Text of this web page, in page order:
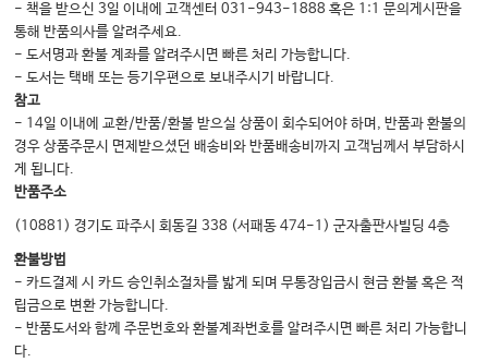
개요 320 / 침치료 320 / 한약 치료 321
림프부종 322
개요 322 / 원인 322 / 평가 322 / 처치 323 / 통합의학적 접근 324 / 한의학
적 치료 324
저산소증 325
개요 325 / 고압산소 치료 325
와 가족, 의료진의 역할 분담 328 / 완화요법에 한의학이 필요한 이유 328 / 완
화의료에서의 한약요법 329 / 소화기 기능 회복 한약 330 / 수면 장애, 불안증
상 331 / 갱년기 장애나 말초순환부전, 난소기능부전 331 / 암성 통증 331
- 책을 받으신 3일 이내에 고객센터 031-943-1888 혹은 1:1 문의게시판을
통해 반품의사를 알려주세요.
- 도서명과 환불 계좌를 알려주시면 빠른 처리 가능합니다.
- 도서는 택배 또는 등기우편으로 보내주시기 바랍니다.
참고
- 14일 이내에 교환/반품/환불 받으실 상품이 회수되어야 하며, 반품과 환불의
경우 상품주문시 면제받으셨던 배송비와 반품배송비까지 고객님께서 부담하시
게 됩니다.
반품주소
(10881) 경기도 파주시 회동길 338 (서패동 474-1) 군자출판사빌딩 4층
환불방법
- 카드결제 시 카드 승인취소절차를 밟게 되며 무통장입금시 현금 환불 혹은 적
립금으로 변환 가능합니다.
- 반품도서와 함께 주문번호와 환불계좌번호를 알려주시면 빠른 처리 가능합니
다.